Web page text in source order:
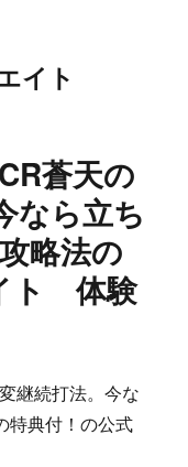
イト
蒼天の
なら立ち
略法の
ト 体験
継続打法。今な
特典付！の公式